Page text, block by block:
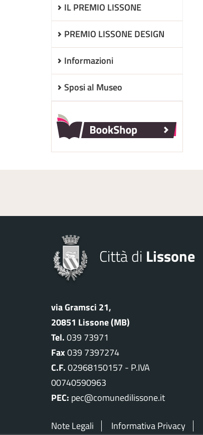
IL PREMIO LISSONE
PREMIO LISSONE DESIGN
Informazioni
Sposi al Museo
Città di Lissone
via Gramsci 21,
20851 Lissone (MB)
Tel.039 73971
Fax039 7397274
C.F.02968150157 - P.IVA
00740590963
PEC: pec@comunedilissone.it
Note Legali Informativa Privacy